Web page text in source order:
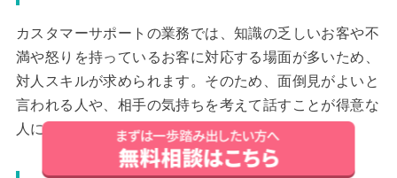
カスタマーサポートの業務では、知識の乏しいお客や不
満や怒りを持っているお客に対応する場面が多いため、
対人スキルが求められます。そのため、面倒見がよいと
言われる人や、相手の気持ちを考えて話すことが得意な
人に向いている仕事です。